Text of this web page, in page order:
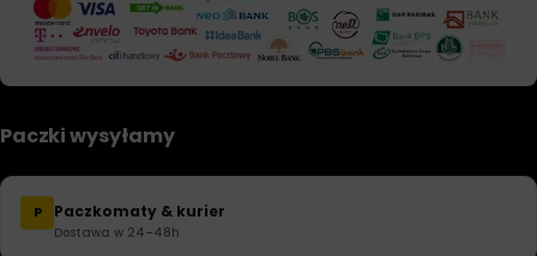
Paczki wysyłamy
P Paczkomaty & kurier
Dostawa w 24–48h